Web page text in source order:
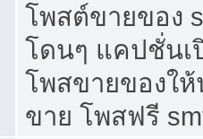
โพสต์ขายของ
โดนๆ แคปชั่นเ
โพสขายของใ
ขาย โพสฟรี